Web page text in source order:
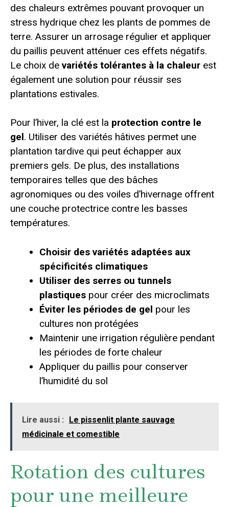
des chaleurs extrêmes pouvant provoquer un
stress hydrique chez les plants de pommes de
terre. Assurer un arrosage régulier et appliquer
du paillis peuvent atténuer ces effets négatifs.
Le choix de variétés tolérantes à la chaleur est
également une solution pour réussir ses
plantations estivales.
Pour l’hiver, la clé est la protection contre le
gel. Utiliser des variétés hâtives permet une
plantation tardive qui peut échapper aux
premiers gels. De plus, des installations
temporaires telles que des bâches
agronomiques ou des voiles d’hivernage offrent
une couche protectrice contre les basses
températures.
Choisir des variétés adaptées aux
spécificités climatiques
Utiliser des serres ou tunnels
plastiques pour créer des microclimats
Éviter les périodes de gel pour les
cultures non protégées
Maintenir une irrigation régulière pendant
les périodes de forte chaleur
Appliquer du paillis pour conserver
l’humidité du sol
Lire aussi :
Le pissenlit plante sauvage
médicinale et comestible
Rotation des cultures
pour une meilleure